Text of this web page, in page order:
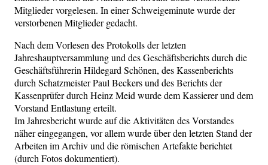
Mitglieder vorgelesen. In einer Schweigeminute wurde der
verstorbenen Mitglieder gedacht.
Nach dem Vorlesen des Protokolls der letzten
Jahreshauptversammlung und des Geschäftsberichts durch die
Geschäftsführerin Hildegard Schönen, des Kassenberichts
durch Schatzmeister Paul Beckers und des Berichts der
Kassenprüfer durch Heinz Meid wurde dem Kassierer und dem
Vorstand Entlastung erteilt.
Im Jahresbericht wurde auf die Aktivitäten des Vorstandes
näher eingegangen, vor allem wurde über den letzten Stand der
Arbeiten im Archiv und die römischen Artefakte berichtet
(durch Fotos dokumentiert).